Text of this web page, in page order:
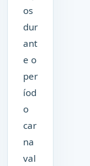
os
dur
ant
e o
per
íod
o
car
na
val